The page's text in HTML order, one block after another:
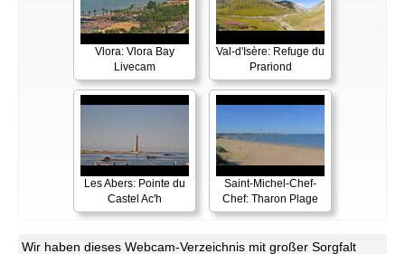
Vlora: Vlora Bay
Livecam
Val-d'Isère: Refuge du
Prariond
Les Abers: Pointe du
Castel Ac'h
Saint-Michel-Chef-
Chef: Tharon Plage
Wir haben dieses Webcam-Verzeichnis mit großer Sorgfalt